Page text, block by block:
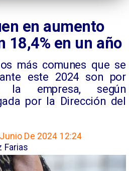
en aumento
18,4% en un año
más comunes que se
este 2024 son por
la empresa, según
por la Dirección del
De 2024 12:24
Farias